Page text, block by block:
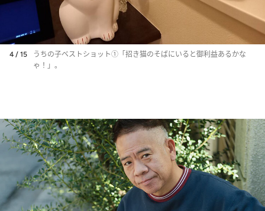
4 / 15
うちの子ベストショット①「招き猫のそばにいると御利益あるかな
ゃ！」。